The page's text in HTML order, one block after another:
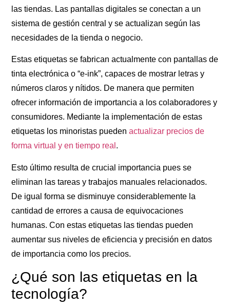
las tiendas. Las pantallas digitales se conectan a un
sistema de gestión central y se actualizan según las
necesidades de la tienda o negocio.
Estas etiquetas se fabrican actualmente con pantallas de
tinta electrónica o “e-ink”, capaces de mostrar letras y
números claros y nítidos. De manera que permiten
ofrecer información de importancia a los colaboradores y
consumidores. Mediante la implementación de estas
etiquetas los minoristas puedenactualizar precios de
forma virtual y en tiempo real .
Esto último resulta de crucial importancia pues se
eliminan las tareas y trabajos manuales relacionados.
De igual forma se disminuye considerablemente la
cantidad de errores a causa de equivocaciones
humanas. Con estas etiquetas las tiendas pueden
aumentar sus niveles de eficiencia y precisión en datos
de importancia como los precios.
¿Qué son las etiquetas en la
tecnología?